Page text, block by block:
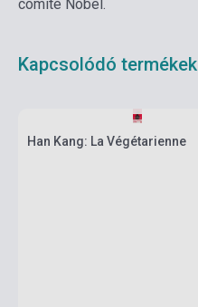
comité Nobel.
Kapcsolódó termékek
Han Kang: La Végétarienne